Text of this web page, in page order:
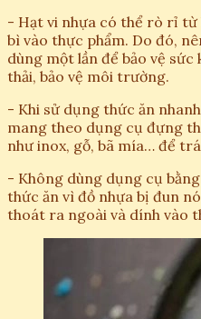
- Hạt vi nhựa có thể rò rỉ từ
bì vào thực phẩm. Do đó,
dùng một lần để bảo vệ
thải, bảo vệ môi trường.
- Khi sử dụng thức ăn
mang theo dụng cụ đựng
như inox, gỗ, bã mía… để
- Không dùng dụng cụ
thức ăn vì đồ nhựa bị đun
thoát ra ngoài và dính vào